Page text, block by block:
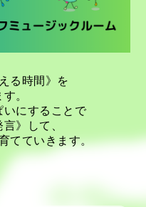
る時間》を
。
いにすることで
》して、
てていきます。